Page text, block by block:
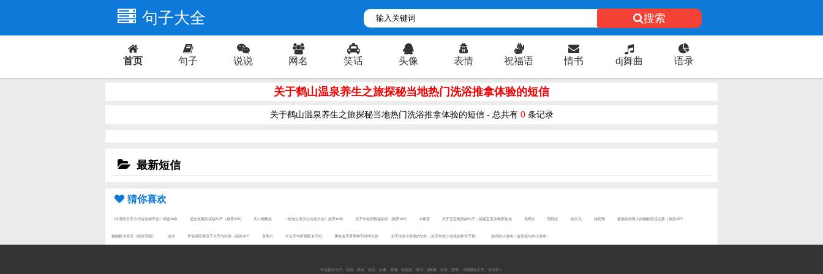
句子大全 搜索
首页 句子 说说 网名 笑话 头像 表情 祝福语 情书 dj舞曲 语录
关于鹤山温泉养生之旅探秘当地热门洗浴推拿体验的短信
关于鹤山温泉养生之旅探秘当地热门洗浴推拿体验的短信 - 总共有 0条记录
最新短信
猜你喜欢
《冷漠的分手方式短信都不会》精选20条 适合发圈的祝福句子（推荐20句 凡亽總難捨 《给老公发关心短信大全》推荐10句 关于对老师祝福的话（推荐10句 冰裸替 关于宝宝晚安的句子（描述宝宝的晚安短信 花臂女 陌陌女 狄淇儿 烧花鸭 被抛弃的男人的幽默笑话文案（搞笑20个
超幽默冷笑话《搞笑话剧》 点水 李伯清经典段子火车内外胎（搞笑20个 星期八 什么字与昂搭配名字好 属兔名字里带林字好吗女孩 文字转发小游戏的软件（文字转发小游戏的软件下载） 连词的小游戏（连词成句的小游戏）
本站提供句子 说说 网名 笑话 头像 表情 祝福语 情书 dj舞曲 语录 爱情 小狸猫短文学 。等内容！